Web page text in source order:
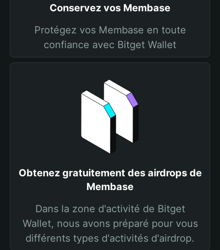
Conservez vos Membase
Protégez vos Membase en toute
confiance avec Bitget Wallet
Obtenez gratuitement des airdrops de
Membase
Dans la zone d'activité de Bitget
Wallet, nous avons préparé pour vous
différents types d'activités d'airdrop.